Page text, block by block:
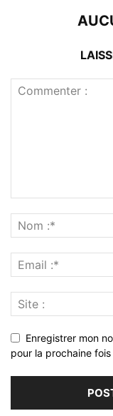
Enregistrer mon
pour la prochaine